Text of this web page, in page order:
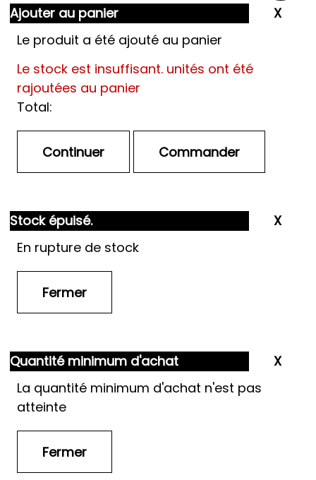
Ajouter au panier
Le produit a été ajouté au panier
Le stock est insuffisant. unités ont été
rajoutées au panier
Total:
Stock épuisé.
En rupture de stock
Quantité minimum d'achat
La quantité minimum d'achat n'est pas
atteinte